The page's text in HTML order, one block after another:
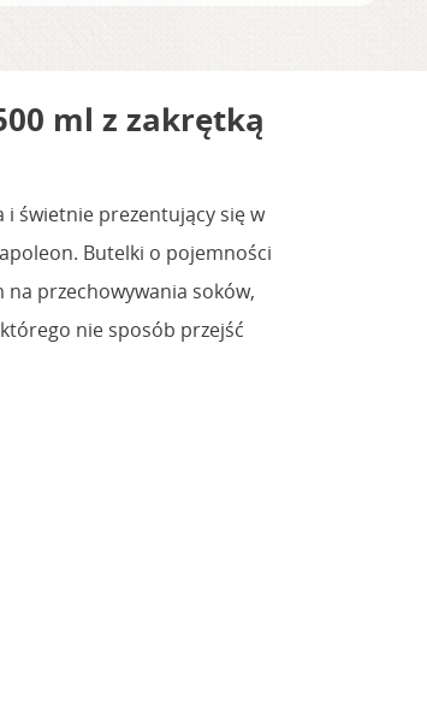
ml z zakrętką
i świetnie prezentujący się w
Butelki o pojemności
przechowywania soków,
nie sposób przejść